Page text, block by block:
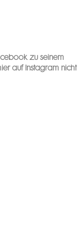
zu seinem
auf Instagram nicht